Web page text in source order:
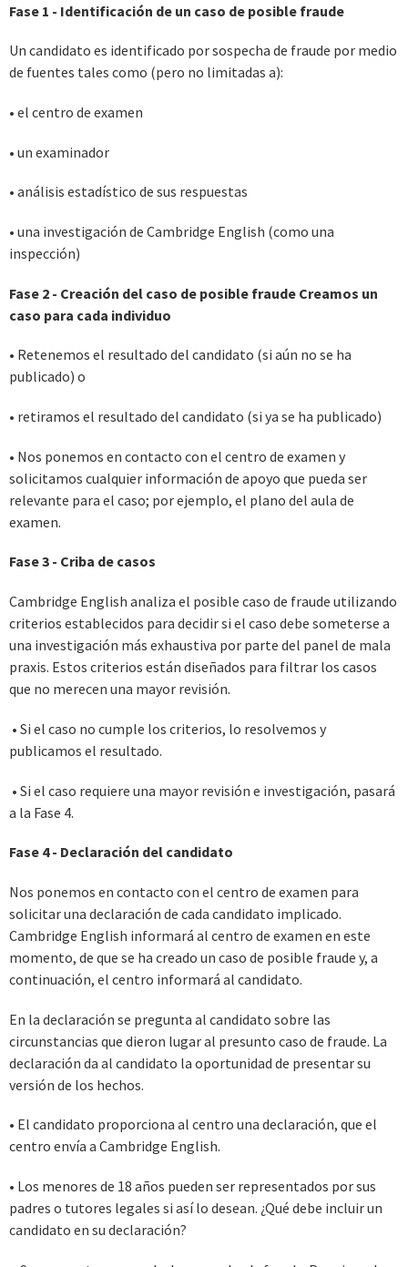
Fase 1 - Identificación de un caso de posible fraude
Un candidato es identificado por sospecha de fraude por medio
de fuentes tales como (pero no limitadas a):
• el centro de examen
• un examinador
• análisis estadístico de sus respuestas
• una investigación de Cambridge English (como una
inspección)
Fase 2 - Creación del caso de posible fraude Creamos un
caso para cada individuo
• Retenemos el resultado del candidato (si aún no se ha
publicado) o
• retiramos el resultado del candidato (si ya se ha publicado)
• Nos ponemos en contacto con el centro de examen y
solicitamos cualquier información de apoyo que pueda ser
relevante para el caso; por ejemplo, el plano del aula de
examen.
Fase 3 - Criba de casos
Cambridge English analiza el posible caso de fraude utilizando
criterios establecidos para decidir si el caso debe someterse a
una investigación más exhaustiva por parte del panel de mala
praxis. Estos criterios están diseñados para filtrar los casos
que no merecen una mayor revisión.
• Si el caso no cumple los criterios, lo resolvemos y
publicamos el resultado.
• Si el caso requiere una mayor revisión e investigación, pasará
a la Fase 4.
Fase 4 - Declaración del candidato
Nos ponemos en contacto con el centro de examen para
solicitar una declaración de cada candidato implicado.
Cambridge English informará al centro de examen en este
momento, de que se ha creado un caso de posible fraude y, a
continuación, el centro informará al candidato.
En la declaración se pregunta al candidato sobre las
circunstancias que dieron lugar al presunto caso de fraude. La
declaración da al candidato la oportunidad de presentar su
versión de los hechos.
• El candidato proporciona al centro una declaración, que el
centro envía a Cambridge English.
• Los menores de 18 años pueden ser representados por sus
padres o tutores legales si así lo desean. ¿Qué debe incluir un
candidato en su declaración?